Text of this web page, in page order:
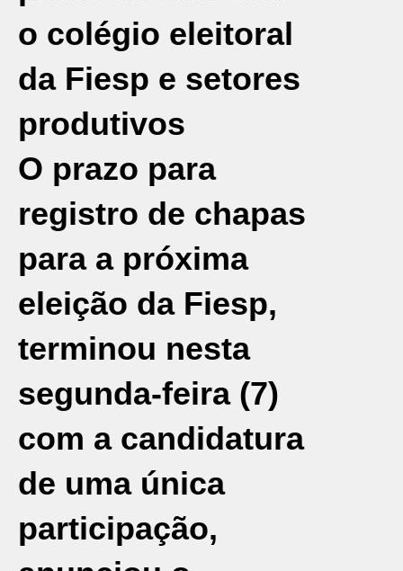
o colégio eleitoral
da Fiesp e setores
produtivos
O prazo para
registro de chapas
para a próxima
eleição da Fiesp,
terminou nesta
segunda-feira (7)
com a candidatura
de uma única
participação,